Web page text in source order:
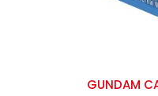
GUNDAM